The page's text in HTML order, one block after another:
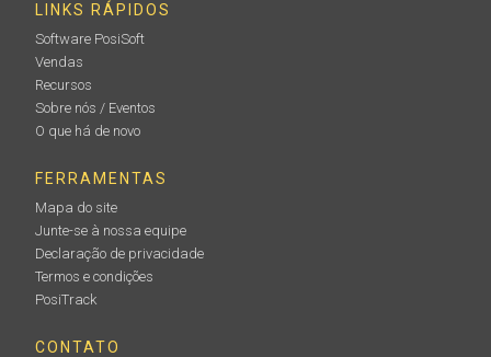
LINKS RÁPIDOS
Software PosiSoft
Vendas
Recursos
Sobre nós / Eventos
O que há de novo
FERRAMENTAS
Mapa do site
Junte-se à nossa equipe
Declaração de privacidade
Termos e condições
PosiTrack
CONTATO